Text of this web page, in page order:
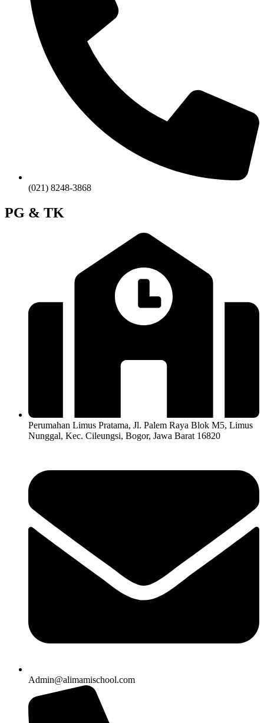
(021) 8248-3868
PG & TK
Perumahan Limus Pratama, Jl. Palem Raya Blok M5, Limus
Nunggal, Kec. Cileungsi, Bogor, Jawa Barat 16820
Admin@alimamischool.com